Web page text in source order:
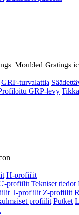
GRP-turvalattia
GRP-levy
H-profiilit
profiilit Tekniset tiedot
T-profiilit Z-profiilit
profiilit Putket